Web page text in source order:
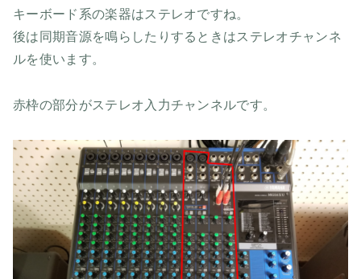
キーボード系の楽器はステレオですね。
後は同期音源を鳴らしたりするときはステレオチャンネ
ルを使います。
赤枠の部分がステレオ入力チャンネルです。